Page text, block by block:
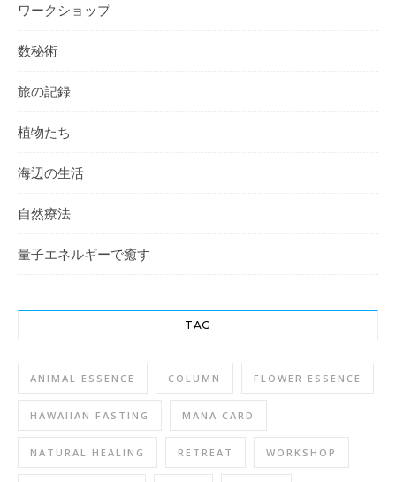
ワークショップ
数秘術
旅の記録
植物たち
海辺の生活
自然療法
量子エネルギーで癒す
TAG
ANIMAL ESSENCE COLUMN FLOWER ESSENCE
HAWAIIAN FASTING MANA CARD
NATURAL HEALING RETREAT WORKSHOP